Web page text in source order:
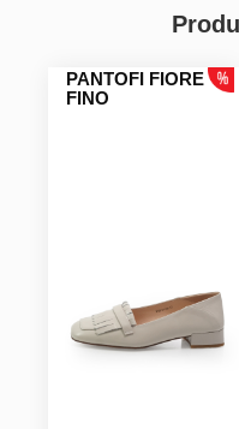
PANTOFI FIORE
FINO